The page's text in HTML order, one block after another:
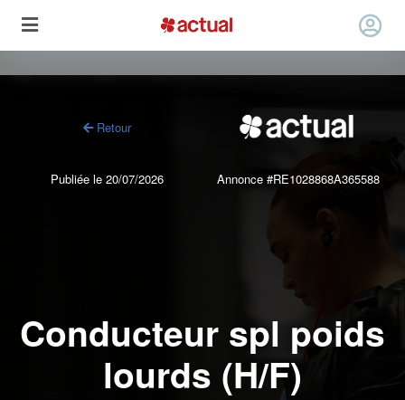
Retour
Publiée le 20/07/2026 Annonce #RE1028868A365588
Conducteur spl poids
lourds (H/F)